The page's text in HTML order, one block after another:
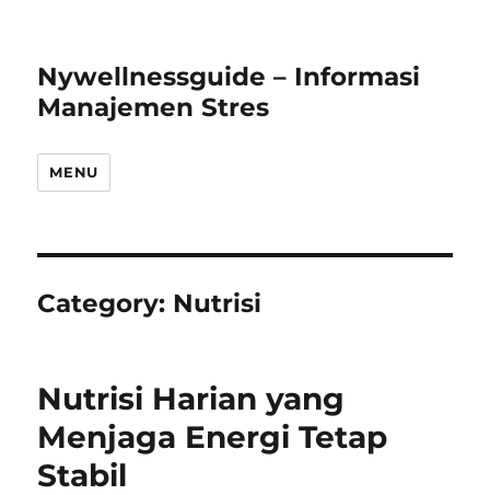
Nywellnessguide – Informasi
Manajemen Stres
MENU
Category: Nutrisi
Nutrisi Harian yang
Menjaga Energi Tetap
Stabil